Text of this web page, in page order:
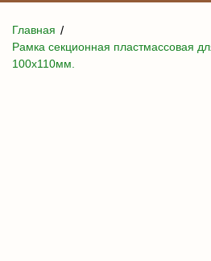
Главная
Рамка секционная пластмассовая
100х110мм.